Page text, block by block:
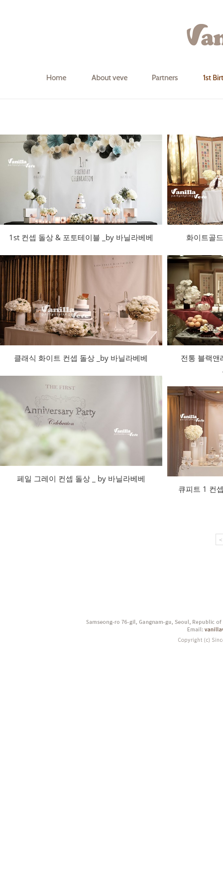
1st 컨셉 돌상 & 포토테이블 _by 바닐라베베 화이트골
클래식 화이트 컨셉 돌상 _by 바닐라베베
전통 블랙
페일 그레이 컨셉 돌상 _ by 바닐라베베
큐피트 1 컨
<